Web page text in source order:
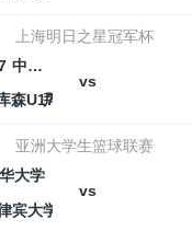
上海明日之星冠军杯
中国男足U17
vs
拜耳04勒沃库森U17
亚洲大学生篮球联赛
大学
vs
宾大学